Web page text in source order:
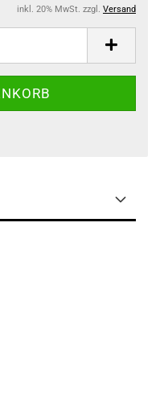
inkl. 20% MwSt. zzgl. Versand